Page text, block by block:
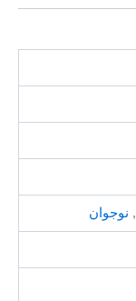
, نوجوان